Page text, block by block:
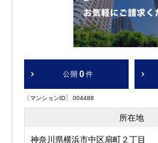
公開 0 件
〔マンションID〕 004488
所在地
神奈川県横浜市中区扇町２丁目